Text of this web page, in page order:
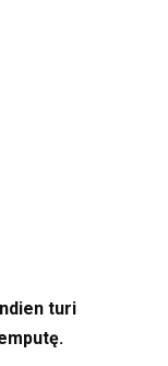
turi